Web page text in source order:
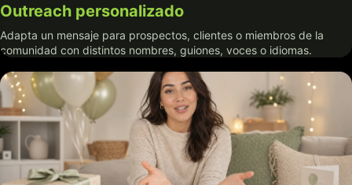
Outreach personalizado
Adapta un mensaje para prospectos, clientes o miembros de la
comunidad con distintos nombres, guiones, voces o idiomas.